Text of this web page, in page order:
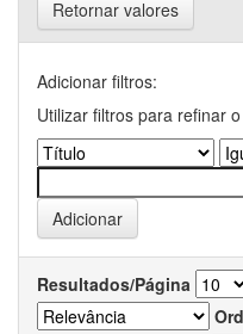
Retornar valores
Adicionar filtros:
Utilizar filtros para refinar
Resultados/Página